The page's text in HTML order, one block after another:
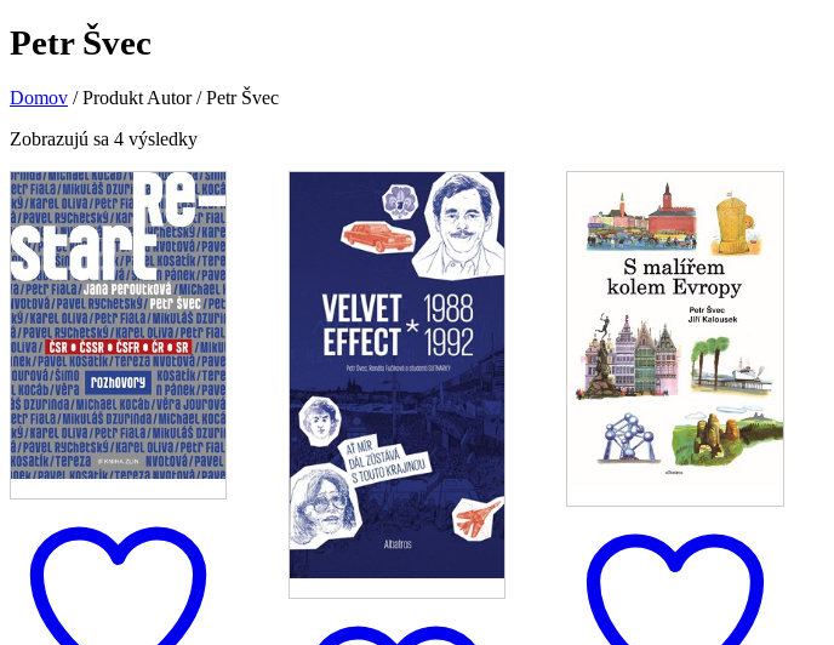
Petr Švec
Domov /Produkt Autor/Petr Švec
Zobrazujú sa 4 výsledkyZoradené
najnovších